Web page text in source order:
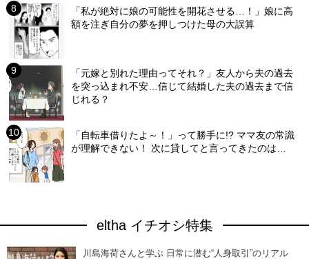
「私が絶対に娘の可能性を開花させる…！」娘に高
額を注ぎ自分の夢を押しつけた母の大誤算
「元嫁と別れた理由ってそれ？」友人から夫の過去
を突っ込まれ不安…信じて結婚した夫の過去まで信
じれる？
「自転車借りたよ～！」って勝手に!? ママ友の常識
が理解できない！ 次に貸してと言ってきたのは…
eltha イチオシ特集
川島海荷さんと学ぶ 日常に潜む“人身取引”のリアル